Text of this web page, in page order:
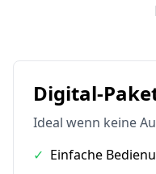
Digital-
Ideal wenn keine
✓ Einfache